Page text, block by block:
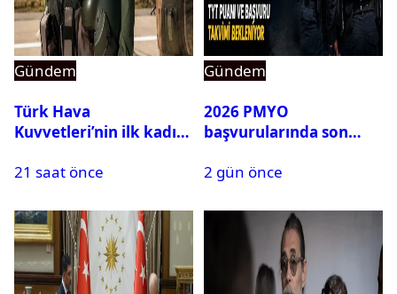
Gündem
Türk Hava
Kuvvetleri’nin ilk kadın
Karapınar hakkında
ortaya çıktı
21 saat önce
Gündem
2026 PMYO
başvurularında son
2 gün önce